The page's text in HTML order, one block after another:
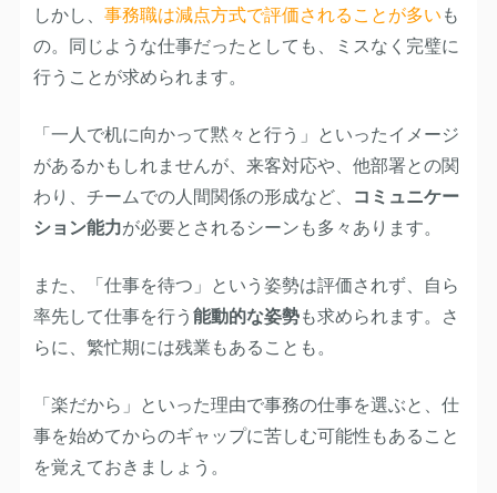
しかし、 事務職は減点方式で評価されることが多いも
の。同じような仕事だったとしても、ミスなく完璧に
行うことが求められます。
「一人で机に向かって黙々と行う」といったイメージ
があるかもしれませんが、来客対応や、他部署との関
わり、チームでの人間関係の形成など、 コミュニケー
ション能力が必要とされるシーンも多々あります。
また、「仕事を待つ」という姿勢は評価されず、自ら
率先して仕事を行う能動的な姿勢も求められます。さ
らに、繁忙期には残業もあることも。
「楽だから」といった理由で事務の仕事を選ぶと、仕
事を始めてからのギャップに苦しむ可能性もあること
を覚えておきましょう。